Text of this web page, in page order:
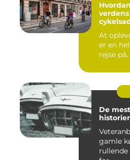
At
er en
rejse
De
gamle
rullende